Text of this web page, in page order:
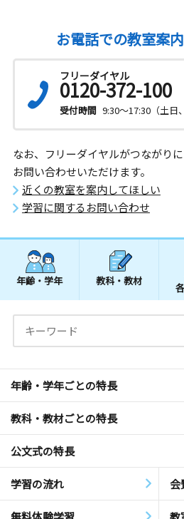
お電話での教室案内
フリーダイヤル
0120-372-100
受付時間 9:30～17:30（土日
なお、フリーダイヤルがつながり
お問い合わせいただけます。
近くの教室を案内してほしい
学習に関するお問い合わせ
年齢・学年 教科・教材
年齢・学年ごとの特長
教科・教材ごとの特長
公文式の特長
学習の流れ 会